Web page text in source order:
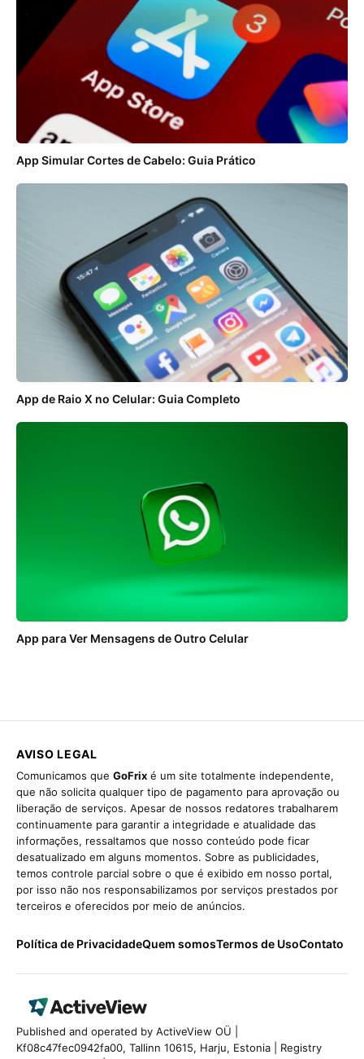
App Simular Cortes de Cabelo: Guia Prático
App de Raio X no Celular: Guia Completo
App para Ver Mensagens de Outro Celular
AVISO LEGAL
Comunicamos que GoFrix é um site totalmente independente,
que não solicita qualquer tipo de pagamento para aprovação ou
liberação de serviços. Apesar de nossos redatores trabalharem
continuamente para garantir a integridade e atualidade das
informações, ressaltamos que nosso conteúdo pode ficar
desatualizado em alguns momentos. Sobre as publicidades,
temos controle parcial sobre o que é exibido em nosso portal,
por isso não nos responsabilizamos por serviços prestados por
terceiros e oferecidos por meio de anúncios.
Política de PrivacidadeQuem somosTermos de UsoContato
Published and operated by ActiveView OÜ |
Kf08c47fec0942fa00, Tallinn 10615, Harju, Estonia | Registry